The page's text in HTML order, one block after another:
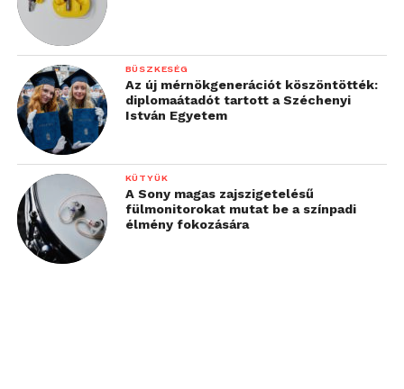
BÜSZKESÉG
Az új mérnökgenerációt köszöntötték:
diplomaátadót tartott a Széchenyi
István Egyetem
KÜTYÜK
A Sony magas zajszigetelésű
fülmonitorokat mutat be a színpadi
élmény fokozására